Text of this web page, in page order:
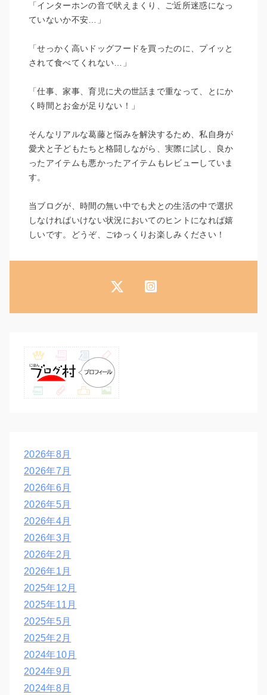
「インターホンの音で吠えまくり、ご近所迷惑になっ
ていないか不安…」
「せっかく高いドッグフードを買ったのに、プイッと
されて食べてくれない…」
「仕事、家事、育児に犬の世話まで重なって、とにか
く時間とお金が足りない！」
そんなリアルな葛藤と悩みを解決するため、私自身が
愛犬と子どもたちと格闘しながら、実際に試し、良か
ったアイテムも悪かったアイテムもレビューしていま
す。
当ブログが、時間の無い中でも犬との生活の中で選択
しなければいけない状況においてのヒントになれば嬉
しいです。どうぞ、ごゆっくりお楽しみください！
2026年8月
2026年7月
2026年6月
2026年5月
2026年4月
2026年3月
2026年2月
2026年1月
2025年12月
2025年11月
2025年5月
2025年2月
2024年10月
2024年9月
2024年8月